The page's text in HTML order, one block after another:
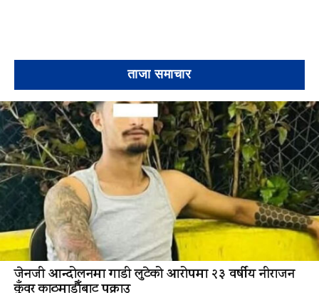
ताजा समाचार
जेनजी आन्दोलनमा गाडी लुटेको आरोपमा २३ वर्षीय नीराजन